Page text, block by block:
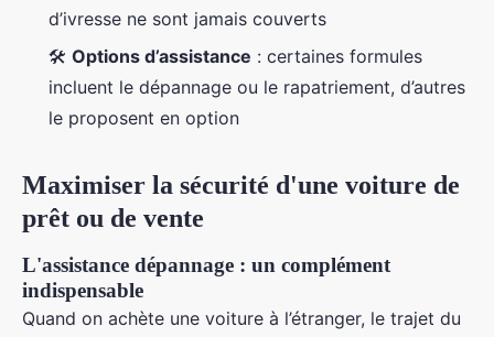
d’ivresse ne sont jamais couverts
🛠️ Options d’assistance : certaines formules
incluent le dépannage ou le rapatriement, d’autres
le proposent en option
Maximiser la sécurité d'une voiture de
prêt ou de vente
L'assistance dépannage : un complément
indispensable
Quand on achète une voiture à l’étranger, le trajet du